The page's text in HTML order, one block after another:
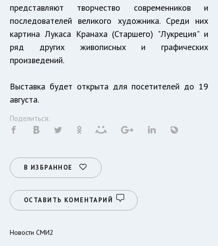
представляют творчество современников и
последователей великого художника. Среди них
картина Лукаса Кранаха (Старшего) "Лукреция" и
ряд других живописных и графических
произведений.
Выставка будет открыта для посетителей до 19
августа.
Поделиться:
В ИЗБРАННОЕ
ОСТАВИТЬ КОМЕНТАРИЙ
Новости СМИ2